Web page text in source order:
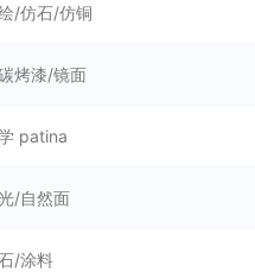
/仿石/仿铜
烤漆/镜面
patina
/自然面
/涂料